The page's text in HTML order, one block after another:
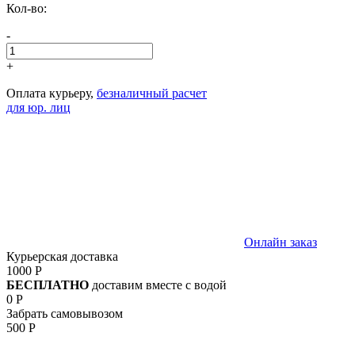
Кол-во:
-
+
Оплата курьеру, безналичный расчет
для юр. лиц
Онлайн заказ
Курьерская доставка
1000 Р
БЕСПЛАТНО доставим вместе с водой
0 Р
Забрать самовывозом
500 Р